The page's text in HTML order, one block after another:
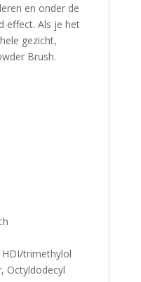
en onder de
effect. Als je het
gezicht,
Brush.
HDI/trimethylol
Octyldodecyl